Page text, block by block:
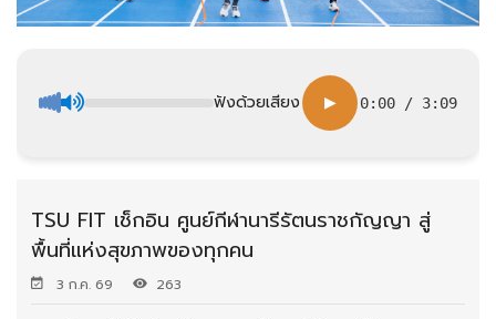
ฟังด้วยเสียง ▶ 0:00 / 3:09
TSU FIT เช็กอิน ศูนย์กีฬานารีรัตนราชกัญญา สู่
พื้นที่แห่งสุขภาพของทุกคน
3 ก.ค. 69 263